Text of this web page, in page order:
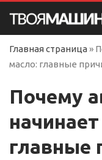
Главная страница »
масло: главные
Почему
главные